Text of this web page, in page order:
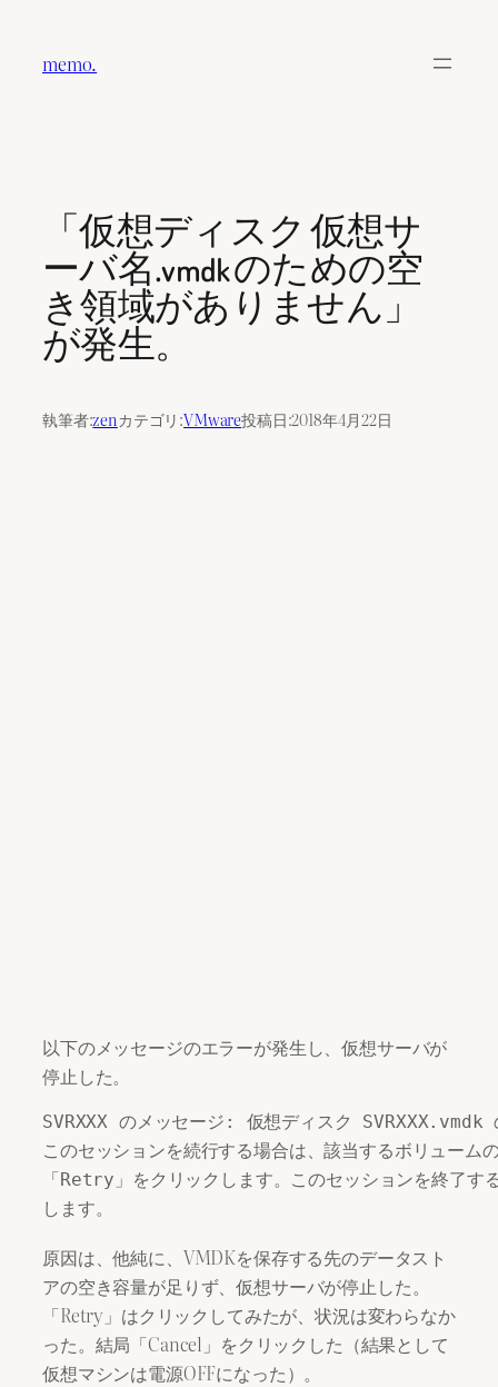
memo.
「仮想ディスク 仮想サ
ーバ名.vmdk のための空
き領域がありません」
が発生。
執筆者:zenカテゴリ:VMware投稿日:2018年4月22日
以下のメッセージのエラーが発生し、仮想サーバが
停止した。
SVRXXX のメッセージ: 仮想ディスク SVRXXX.vmdk
このセッションを続行する場合は、該当するボリューム
「Retry」をクリックします。このセッションを終了
します。
原因は、他純に、VMDKを保存する先のデータスト
アの空き容量が足りず、仮想サーバが停止した。
「Retry」はクリックしてみたが、状況は変わらなか
った。結局「Cancel」をクリックした（結果として
仮想マシンは電源OFFになった）。